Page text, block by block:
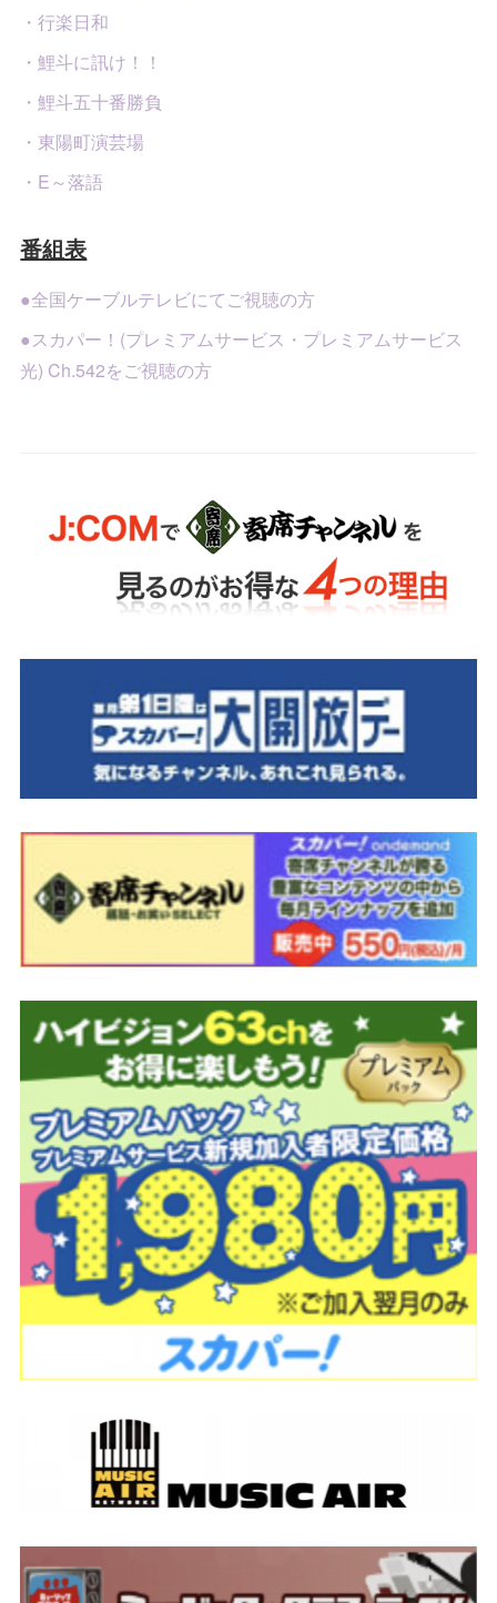
・行楽日和
・鯉斗に訊け！！
・鯉斗五十番勝負
・東陽町演芸場
・E～落語
番組表
●全国ケーブルテレビにてご視聴の方
●スカパー！(プレミアムサービス・プレミアムサービス
光) Ch.542をご視聴の方